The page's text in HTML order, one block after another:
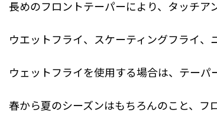
長めのフロントテーパーにより、タッチア
ウエットフライ、スケーティングフライ、
ウェットフライを使用する場合は、テーパ
春から夏のシーズンはもちろんのこと、フ